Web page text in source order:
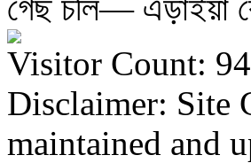
গেছ চলি— এড়াইয়া
Visitor Count:
Disclaimer: Site
maintained and